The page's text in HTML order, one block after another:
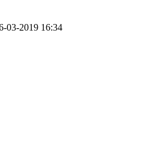
03-2019 16:34